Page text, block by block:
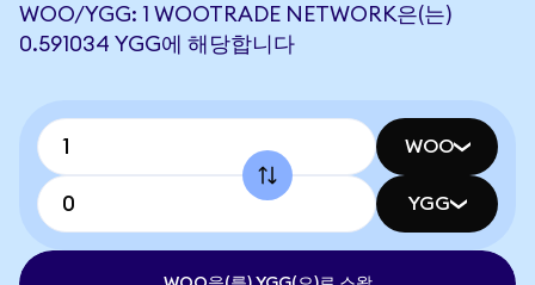
WOO/YGG: 1 WOOTRADE NETWORK은(는)
0.591034 YGG에 해당합니다
WOO
YGG